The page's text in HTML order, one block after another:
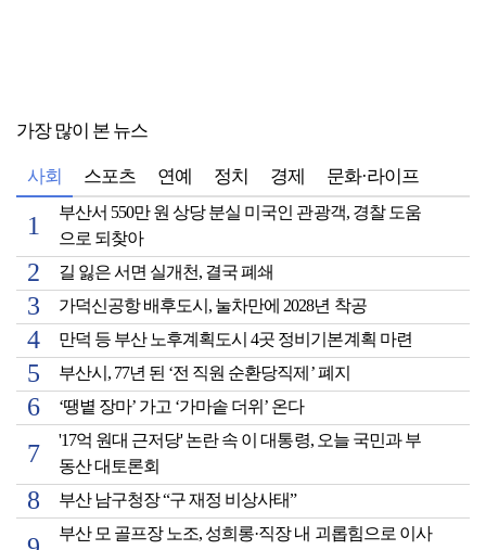
가장 많이 본 뉴스
사회 스포츠 연예 정치 경제 문화·라이프
부산서 550만 원 상당 분실 미국인 관광객, 경찰 도움
으로 되찾아
길 잃은 서면 실개천, 결국 폐쇄
가덕신공항 배후도시, 눌차만에 2028년 착공
만덕 등 부산 노후계획도시 4곳 정비기본계획 마련
부산시, 77년 된 ‘전 직원 순환당직제’ 폐지
‘땡볕 장마’ 가고 ‘가마솥 더위’ 온다
'17억 원대 근저당' 논란 속 이 대통령, 오늘 국민과 부
동산 대토론회
부산 남구청장 “구 재정 비상사태”
부산 모 골프장 노조, 성희롱·직장 내 괴롭힘으로 이사